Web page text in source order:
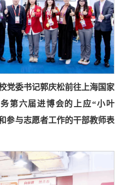
党委书记郭庆松前往上海国家
第六届进博会的上应“小叶
参与志愿者工作的干部教师表